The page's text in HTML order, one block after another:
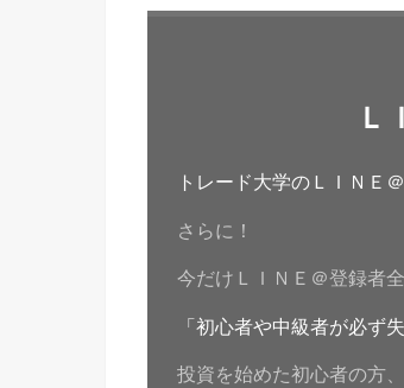
Ｌ
トレード大学のＬＩＮＥ
さらに！
今だけＬＩＮＥ＠登録者
「初心者や中級者が必ず
投資を始めた初心者の方